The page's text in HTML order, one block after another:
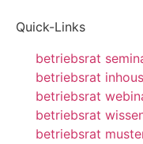
Quick-Links
betriebsrat
betriebsrat
betriebsrat
betriebsrat
betriebsrat